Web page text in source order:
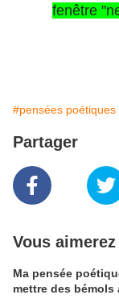
fenêtre
#pensées poétiques
Partager
Vous
Ma pensée
mettre des bémols